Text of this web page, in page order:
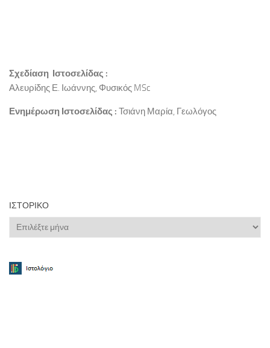
Σχεδίαση Ιστοσελίδας :
Αλευρίδης Ε. Ιωάννης, Φυσικός MSc
Ενημέρωση Ιστοσελίδας : Τσιάνη Μαρία, Γεωλόγος
ΙΣΤΟΡΙΚΌ
Ιστορικό